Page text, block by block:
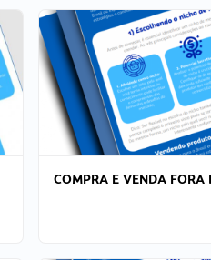
COMPRA E VENDA FORA